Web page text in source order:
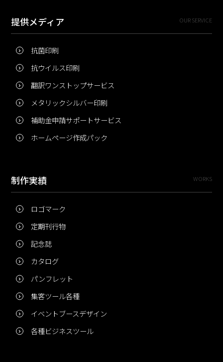
提供メディア OUR SERVICE
抗菌印刷
抗ウイルス印刷
翻訳ワンストップサービス
メタリックシルバー印刷
補助金申請サポートサービス
ホームページ作成パック
制作実績 WORKS
ロゴマーク
定期刊行物
記念誌
カタログ
パンフレット
集客ツール各種
イベントブースデザイン
各種ビジネスツール